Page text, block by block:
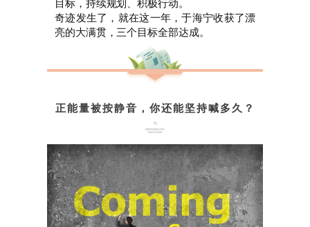
目标，持续规划、积极行动。
奇迹发生了，就在这一年，于海宁收获了漂
亮的大满贯，三个目标全部达成。
正能量被按静音，你还能坚持喊多久？